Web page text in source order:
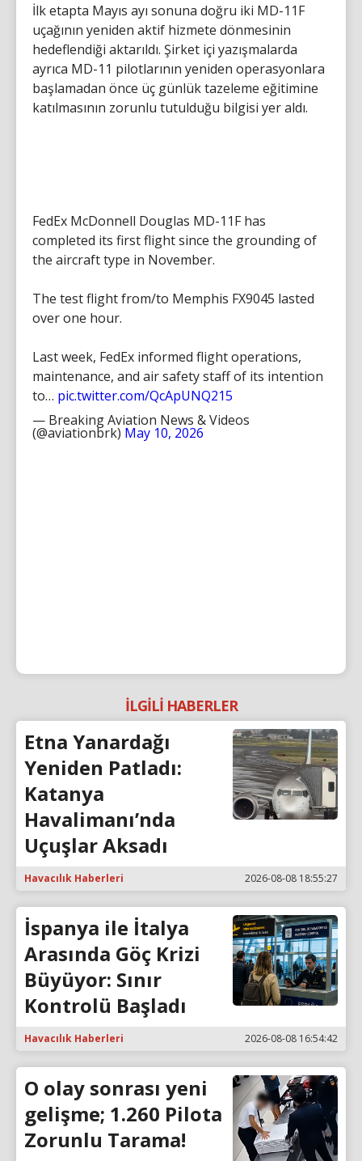
İlk etapta Mayıs ayı sonuna doğru iki MD-11F
uçağının yeniden aktif hizmete dönmesinin
hedeflendiği aktarıldı. Şirket içi yazışmalarda
ayrıca MD-11 pilotlarının yeniden operasyonlara
başlamadan önce üç günlük tazeleme eğitimine
katılmasının zorunlu tutulduğu bilgisi yer aldı.
FedEx McDonnell Douglas MD-11F has
completed its first flight since the grounding of
the aircraft type in November.
The test flight from/to Memphis FX9045 lasted
over one hour.
Last week, FedEx informed flight operations,
maintenance, and air safety staff of its intention
to… pic.twitter.com/QcApUNQ215
— Breaking Aviation News & Videos
(@aviationbrk) May 10, 2026
İLGİLİ HABERLER
Etna Yanardağı
Yeniden Patladı:
Katanya
Havalimanı’nda
Uçuşlar Aksadı
Havacılık Haberleri 2026-08-08 18:55:27
İspanya ile İtalya
Arasında Göç Krizi
Büyüyor: Sınır
Kontrolü Başladı
Havacılık Haberleri 2026-08-08 16:54:42
O olay sonrası yeni
gelişme; 1.260 Pilota
Zorunlu Tarama!